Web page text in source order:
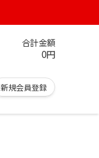
合計金額
0円
新規会員登録